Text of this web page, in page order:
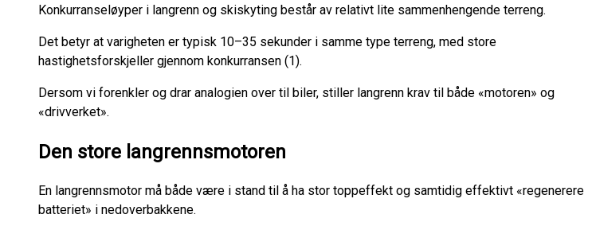
Konkurranseløyper i langrenn og skiskyting består av relativt lite sammenhengende terreng.
Det betyr at varigheten er typisk 10–35 sekunder i samme type terreng, med store
hastighetsforskjeller gjennom konkurransen (1).
Dersom vi forenkler og drar analogien over til biler, stiller langrenn krav til både «motoren» og
«drivverket».
Den store langrennsmotoren
En langrennsmotor må både være i stand til å ha stor toppeffekt og samtidig effektivt «regenerere
batteriet» i nedoverbakkene.